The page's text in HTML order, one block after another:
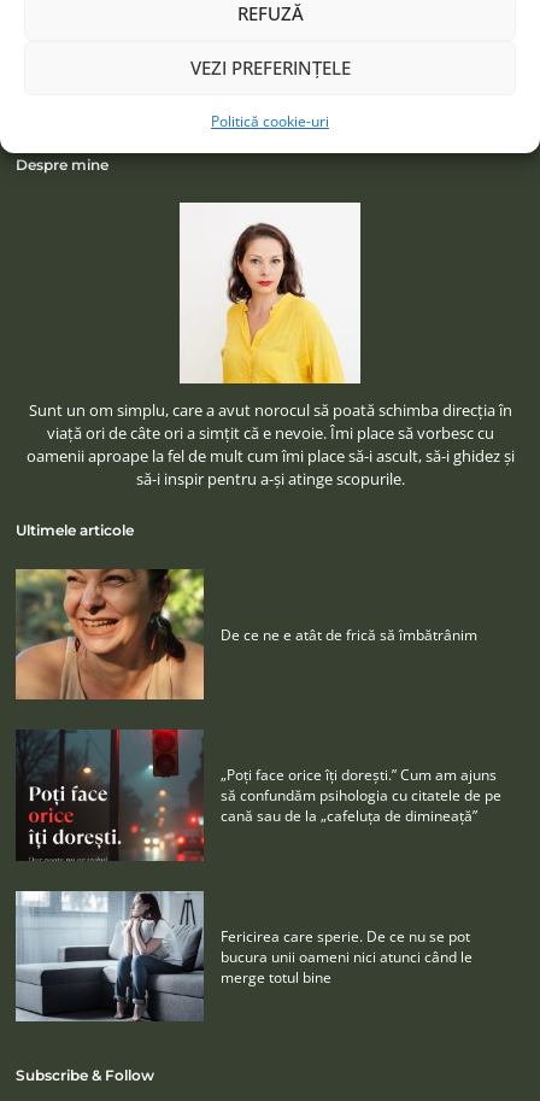
REFUZĂ
VEZI PREFERINȚELE
Politică cookie-uri
Despre mine
Sunt un om simplu, care a avut norocul să poată schimba direcţia în
viaţă ori de câte ori a simţit că e nevoie. Îmi place să vorbesc cu
oamenii aproape la fel de mult cum îmi place să-i ascult, să-i ghidez şi
să-i inspir pentru a-şi atinge scopurile.
Ultimele articole
De ce ne e atât de frică să îmbătrânim
„Poţi face orice îţi doreşti.” Cum am ajuns
să confundăm psihologia cu citatele de pe
cană sau de la „cafeluţa de dimineaţă”
Fericirea care sperie. De ce nu se pot
bucura unii oameni nici atunci când le
merge totul bine
Subscribe & Follow